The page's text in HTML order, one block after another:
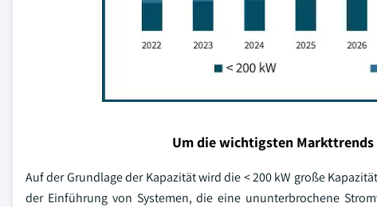
Um die wichtigsten Markttrends
Auf der Grundlage der Kapazität wird die < 200 kW große
der Einführung von Systemen, die eine ununterbrochene